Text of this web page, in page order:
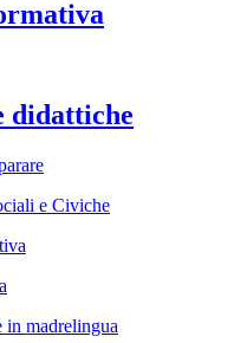
didattiche
e Civiche
in madrelingua